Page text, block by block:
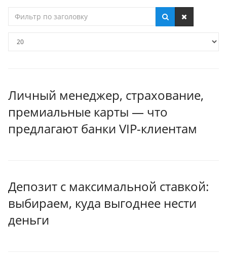
по
Личный менеджер, страхование,
премиальные карты — что
предлагают банки VIP-клиентам
Депозит с максимальной ставкой:
выбираем, куда выгоднее нести
деньги